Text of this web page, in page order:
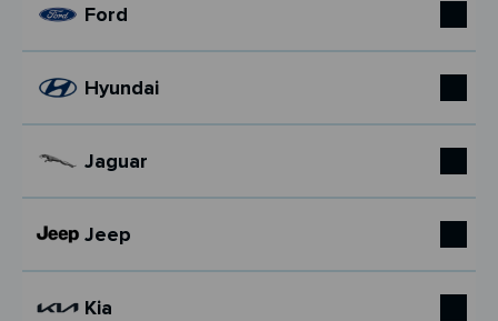
Ford
Hyundai
Jaguar
Jeep
Kia